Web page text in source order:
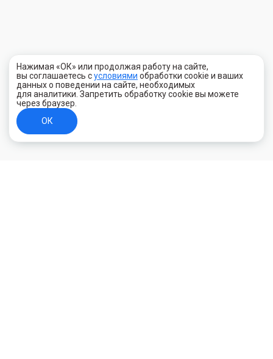
Нажимая «ОК» или продолжая работу на сайте,
вы соглашаетесь сусловиями обработки cookie и ваших
данных о поведении на сайте, необходимых
для аналитики. Запретить обработку cookie вы можете
через браузер.
ОК